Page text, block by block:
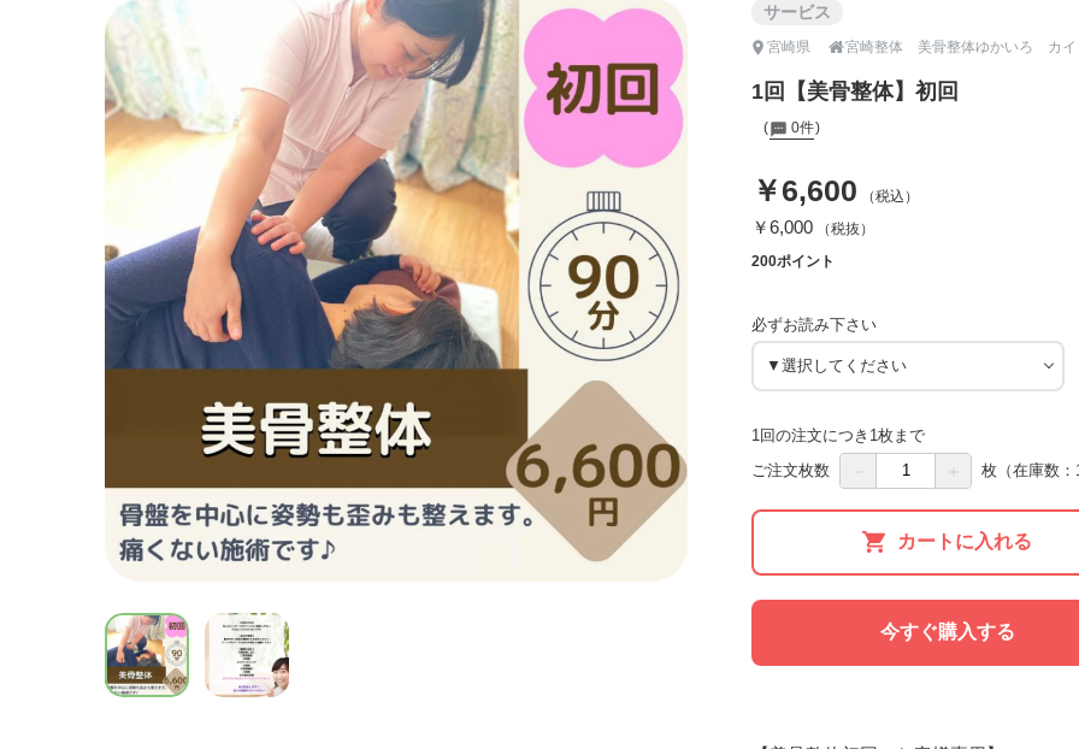
サービス
宮崎県 
1回【美骨整体】初回
0件
￥6,600 （税込）
￥6,000 （税抜）
200ポイント
必ずお読み下さい
1回の注文につき1枚まで
ご注文枚数
＋ 枚 （在庫数：
カートに入れる
今すぐ購入する